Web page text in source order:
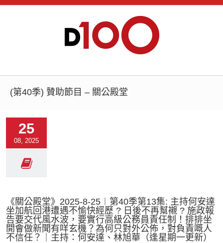
(第40季) 贊助節目 – 關公殿堂
25
08, 2025
《關公殿堂》2025-8-25︱第40季第13集: 主持何安達
坐加航回港遭遇不愉快經歷 ? 日後不再幫襯 ? 施政報
告要交代風水波，要實行高級公務員責任制！排排坐
開會做新聞有咩玄機？為何只對外公佈，對負責嘅人
不信任？｜主持：何安達、林旭華（逢星期一更新）